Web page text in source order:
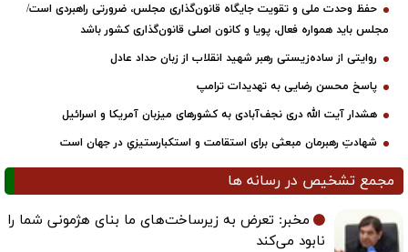
حفظ وحدت ملی و تقویت جایگاه قانون‌گذاری مجلس، ضرورتی راهبردی است/
مجلس باید همواره فعال، پویا و کانون اصلی قانون‌گذاری کشور باشد
روایتی از ساده‌زیستی رهبر شهید انقلاب از زبان حداد عادل
پاسخ محسن رضایی به تهدیدات ترامپ
هشدار آیت الله دری نجف‌آبادی به کشورهای میزبان آمریکا و اسرائیل
شهادتِ رهبرمان مبعثی برای استقامت و استکبارستیزیِ در جهان است
مجمع تشخیص در رسانه ها
مخبر: تعرض به زیرساخت‌های ما بنای هژمونی شما را
نابود می‌کند